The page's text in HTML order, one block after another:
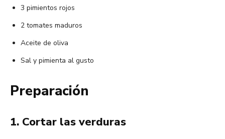
3 pimientos rojos
2 tomates maduros
Aceite de oliva
Sal y pimienta al gusto
Preparación
1. Cortar las verduras